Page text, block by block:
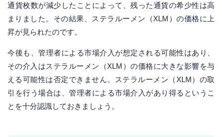
通貨枚数が減少したことによって、残った通貨の希少性は高
まりました。その結果、ステラルーメン（XLM）の価格に上
昇が見られたのです。
今後も、管理者による市場介入が想定される可能性はあり、
その介入はステラルーメン（XLM）の価格に大きな影響を与
える可能性は否定できません。ステラルーメン（XLM）の取
引を行う場合は、管理者による市場介入があり得るというこ
とを十分認識しておきましょう。